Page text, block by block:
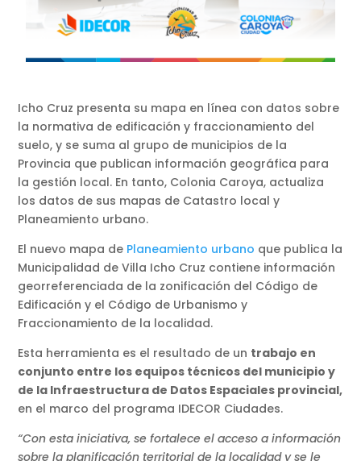
Icho Cruz presenta su mapa en línea con datos sobre
la normativa de edificación y fraccionamiento del
suelo, y se suma al grupo de municipios de la
Provincia que publican información geográfica para
la gestión local. En tanto, Colonia Caroya, actualiza
los datos de sus mapas de Catastro local y
Planeamiento urbano.
El nuevo mapa de Planeamiento urbano que publica la
Municipalidad de Villa Icho Cruz contiene información
georreferenciada de la zonificación del Código de
Edificación y el Código de Urbanismo y
Fraccionamiento de la localidad.
Esta herramienta es el resultado de un trabajo en
conjunto entre los equipos técnicos del municipio y
de la Infraestructura de Datos Espaciales provincial,
en el marco del programa IDECOR Ciudades.
“Con esta iniciativa, se fortalece el acceso a información
sobre la planificación territorial de la localidad y se le